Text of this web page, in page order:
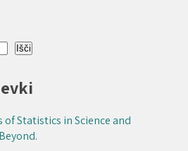
Išči
of Statistics in Science and